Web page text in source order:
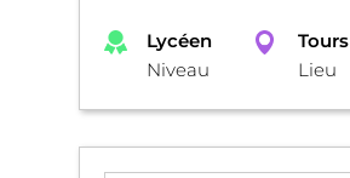
Lycéen
Niveau
Tours
Lieu